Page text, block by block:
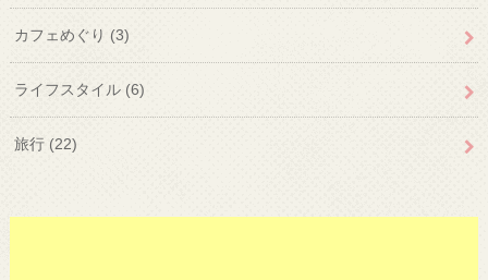
カフェめぐり (3)
ライフスタイル (6)
旅行 (22)